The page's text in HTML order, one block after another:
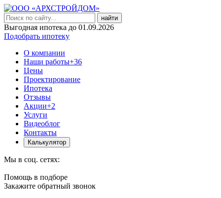
найти
Выгодная ипотека до 01.09.2026
Подобрать ипотеку
О компании
Наши работы+36
Цены
Проектирование
Ипотека
Отзывы
Акции+2
Услуги
Видеоблог
Контакты
Калькулятор
Мы в соц. сетях:
Помощь в подборе
Закажите обратный звонок